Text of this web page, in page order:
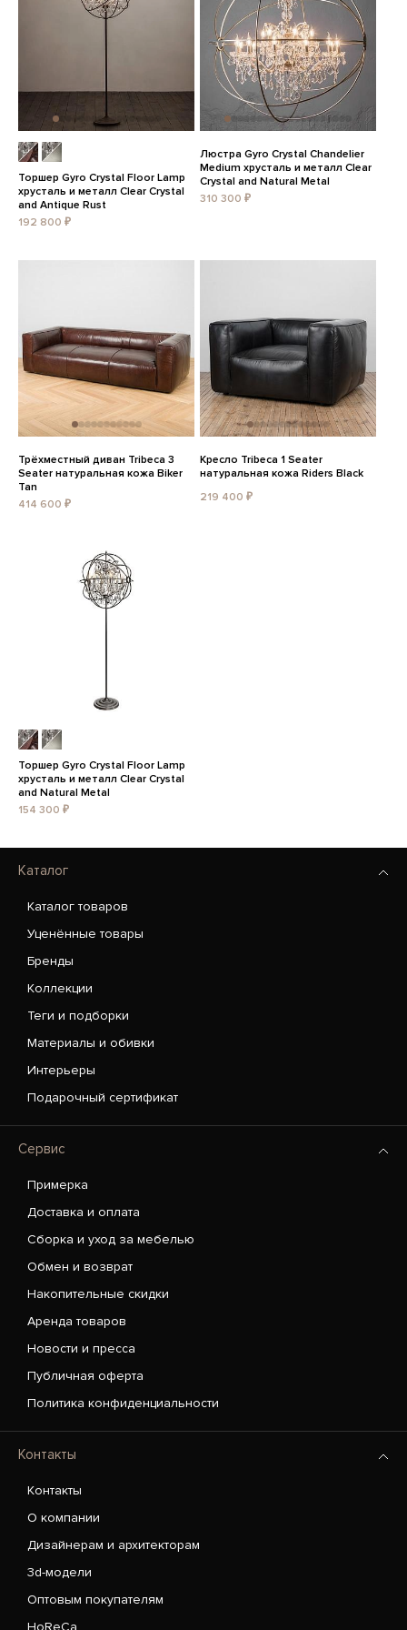
Торшер Gyro Crystal Floor Lamp
хрусталь и металл Clear Crystal
and Antique Rust
192 800 ₽
Люстра Gyro Crystal Chandelier
Medium хрусталь и металл Clear
Crystal and Natural Metal
310 300 ₽
Трёхместный диван Tribeca 3
Seater натуральная кожа Biker
Tan
414 600 ₽
Кресло Tribeca 1 Seater
натуральная кожа Riders Black
219 400 ₽
Торшер Gyro Crystal Floor Lamp
хрусталь и металл Clear Crystal
and Natural Metal
154 300 ₽
Каталог
Каталог товаров
Уценённые товары
Бренды
Коллекции
Теги и подборки
Материалы и обивки
Интерьеры
Подарочный сертификат
Сервис
Примерка
Доставка и оплата
Сборка и уход за мебелью
Обмен и возврат
Накопительные скидки
Аренда товаров
Новости и пресса
Публичная оферта
Политика конфиденциальности
Контакты
Контакты
О компании
Дизайнерам и архитекторам
3d-модели
Оптовым покупателям
HoReCa